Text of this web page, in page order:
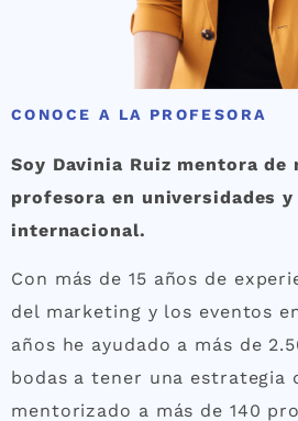
CONOCE A LA PROFESORA
Soy Davinia Ruiz mentora de
profesora en universidades y
internacional.
Con más de 15 años de
del marketing y los eventos
años he ayudado a más de
bodas a tener una estrategia
mentorizado a más de 140